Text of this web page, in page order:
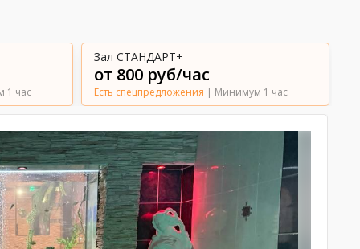
1 час
Зал СТАНДАРТ+
от 800 руб/час
Есть спецпредложения | Минимум 1 час